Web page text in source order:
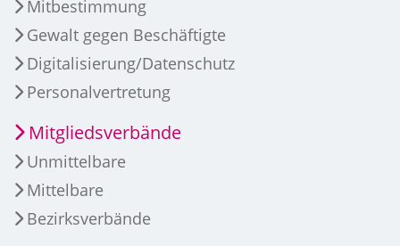
Mitbestimmung
Gewalt gegen Beschäftigte
Digitalisierung/Datenschutz
Personalvertretung
Mitgliedsverbände
Unmittelbare
Mittelbare
Bezirksverbände